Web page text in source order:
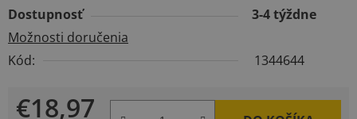
Dostupnosť
3-4 týždne
Možnosti doručenia
Kód:
1344644
€18,97